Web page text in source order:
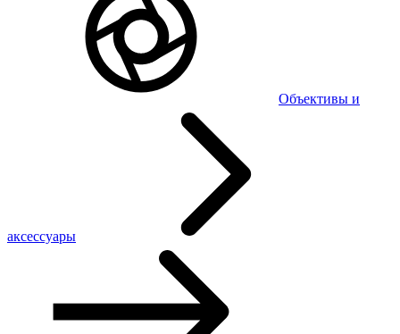
Объективы и
аксессуары